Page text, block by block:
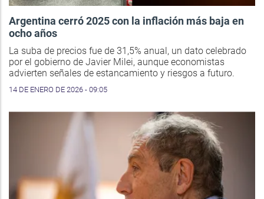
Argentina cerró 2025 con la inflación más baja en
ocho años
La suba de precios fue de 31,5% anual, un dato celebrado
por el gobierno de Javier Milei, aunque economistas
advierten señales de estancamiento y riesgos a futuro.
14 DE ENERO DE 2026 - 09:05